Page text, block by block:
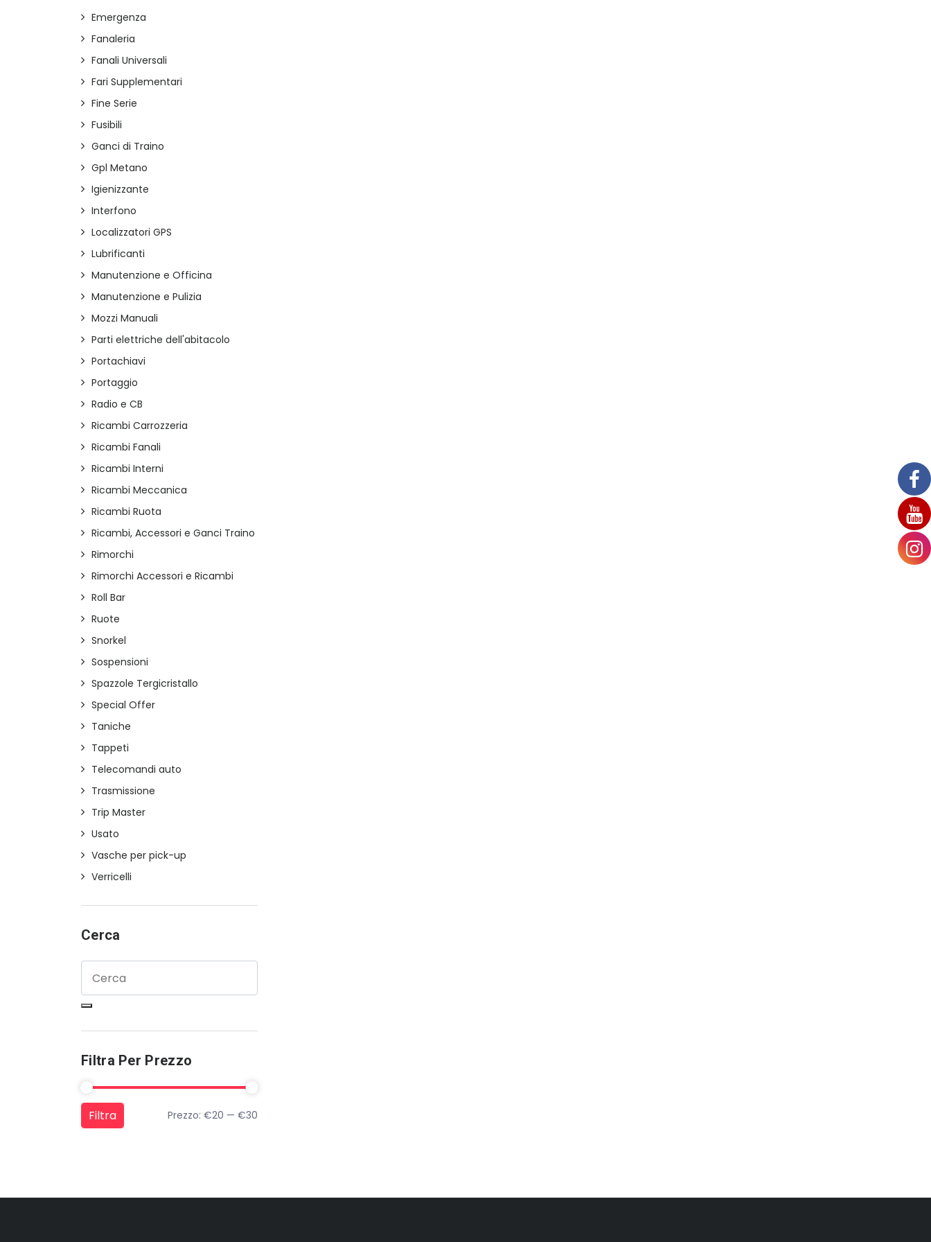
Emergenza
Fanaleria
Fanali Universali
Fari Supplementari
Fine Serie
Fusibili
Ganci di Traino
Gpl Metano
Igienizzante
Interfono
Localizzatori GPS
Lubrificanti
Manutenzione e Officina
Manutenzione e Pulizia
Mozzi Manuali
Parti elettriche dell'abitacolo
Portachiavi
Portaggio
Radio e CB
Ricambi Carrozzeria
Ricambi Fanali
Ricambi Interni
Ricambi Meccanica
Ricambi Ruota
Ricambi, Accessori e Ganci Traino
Rimorchi
Rimorchi Accessori e Ricambi
Roll Bar
Ruote
Snorkel
Sospensioni
Spazzole Tergicristallo
Special Offer
Taniche
Tappeti
Telecomandi auto
Trasmissione
Trip Master
Usato
Vasche per pick-up
Verricelli
Cerca
Filtra Per Prezzo
Prezzo Min
Prezzo Max
Filtra Prezzo: €20 — €30